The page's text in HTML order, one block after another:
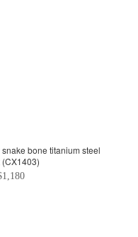
bone titanium steel